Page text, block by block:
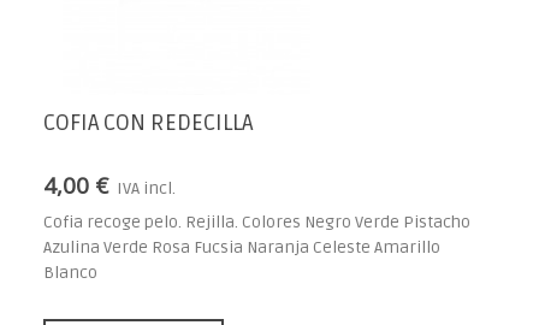
COFIA CON REDECILLA
4,00 € IVA incl.
Cofia recoge pelo. Rejilla. Colores Negro Verde Pistacho
Azulina Verde Rosa Fucsia Naranja Celeste Amarillo
Blanco